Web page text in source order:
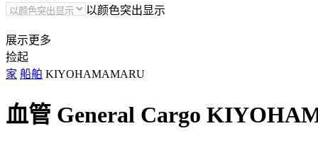
以颜色突出显示
展示更多
捡起
家 船舶 KIYOHAMAMARU
血管 General Cargo